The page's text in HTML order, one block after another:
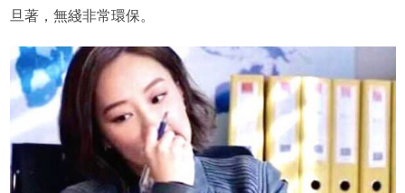
旦著，無綫非常環保。